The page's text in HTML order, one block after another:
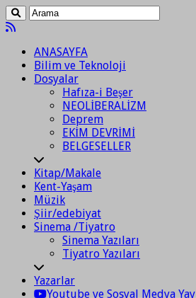
ANASAYFA
Bilim ve Teknoloji
Dosyalar
Hafıza-i Beşer
NEOLİBERALİZM
Deprem
EKİM DEVRİMİ
BELGESELLER
Kitap/Makale
Kent-Yaşam
Müzik
Şiir/edebiyat
Sinema /Tiyatro
Sinema Yazıları
Tiyatro Yazıları
Yazarlar
Youtube ve Sosyal Medya